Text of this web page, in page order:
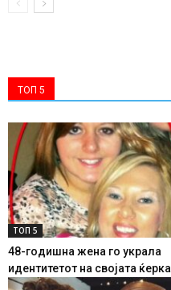
ТОП 5
ТОП 5
48-годишна жена го украла
идентитетот на својата ќерка